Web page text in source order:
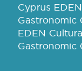
Cyprus
Gastronomic
EDEN
Gastronomic